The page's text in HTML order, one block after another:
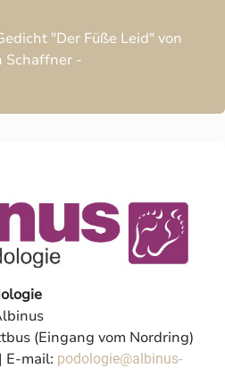
"Der Füße Leid" von
Schaffner -
(Eingang vom Nordring)
E-mail: podologie@albinus-